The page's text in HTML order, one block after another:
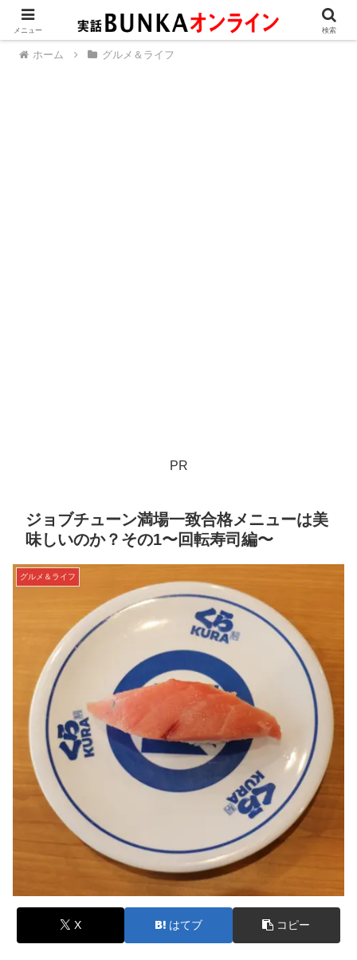
ホーム グルメ＆ライフ
PR
ジョブチューン満場一致合格メニューは美
味しいのか？その1〜回転寿司編〜
グルメ＆ライフ
X はてブ コピー
メニュー 検索